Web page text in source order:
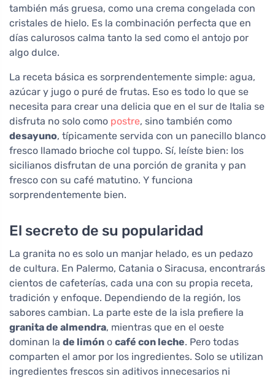
también más gruesa, como una crema congelada con
cristales de hielo. Es la combinación perfecta que en
días calurosos calma tanto la sed como el antojo por
algo dulce.
La receta básica es sorprendentemente simple: agua,
azúcar y jugo o puré de frutas. Eso es todo lo que se
necesita para crear una delicia que en el sur de Italia se
disfruta no solo como postre, sino también como
desayuno, típicamente servida con un panecillo blanco
fresco llamado brioche col tuppo. Sí, leíste bien: los
sicilianos disfrutan de una porción de granita y pan
fresco con su café matutino. Y funciona
sorprendentemente bien.
El secreto de su popularidad
La granita no es solo un manjar helado, es un pedazo
de cultura. En Palermo, Catania o Siracusa, encontrarás
cientos de cafeterías, cada una con su propia receta,
tradición y enfoque. Dependiendo de la región, los
sabores cambian. La parte este de la isla prefiere la
granita de almendra, mientras que en el oeste
dominan la de limón o café con leche. Pero todas
comparten el amor por los ingredientes. Solo se utilizan
ingredientes frescos sin aditivos innecesarios ni